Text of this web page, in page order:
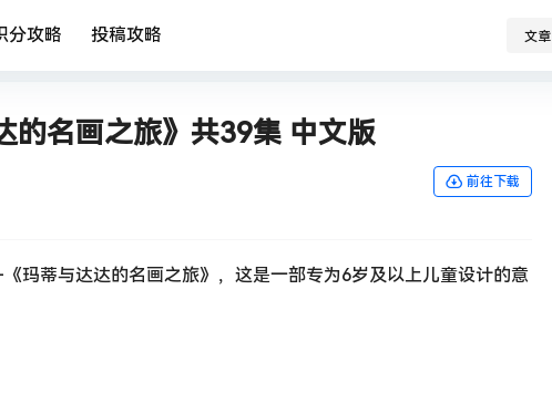
分攻略 投稿攻略 文章
的名画之旅》共39集 中文版
前往下载
玛蒂与达达的名画之旅》，这是一部专为6岁及以上儿童设计的意